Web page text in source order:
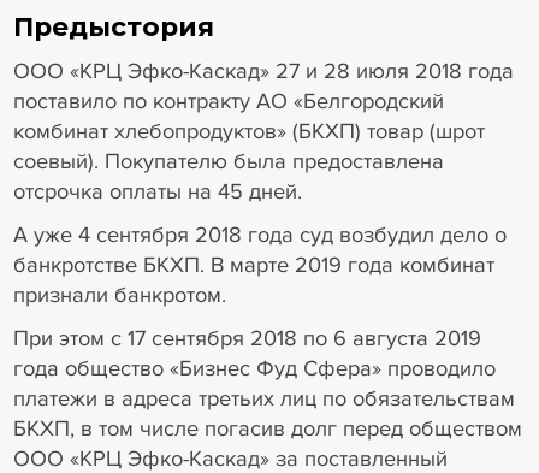
Предыстория
ООО «КРЦ Эфко-Каскад» 27 и 28 июля 2018 года
поставило по контракту АО «Белгородский
комбинат хлебопродуктов» (БКХП) товар (шрот
соевый). Покупателю была предоставлена
отсрочка оплаты на 45 дней.
А уже 4 сентября 2018 года суд возбудил дело о
банкротстве БКХП. В марте 2019 года комбинат
признали банкротом.
При этом с 17 сентября 2018 по 6 августа 2019
года общество «Бизнес Фуд Сфера» проводило
платежи в адреса третьих лиц по обязательствам
БКХП, в том числе погасив долг перед обществом
ООО «КРЦ Эфко-Каскад» за поставленный